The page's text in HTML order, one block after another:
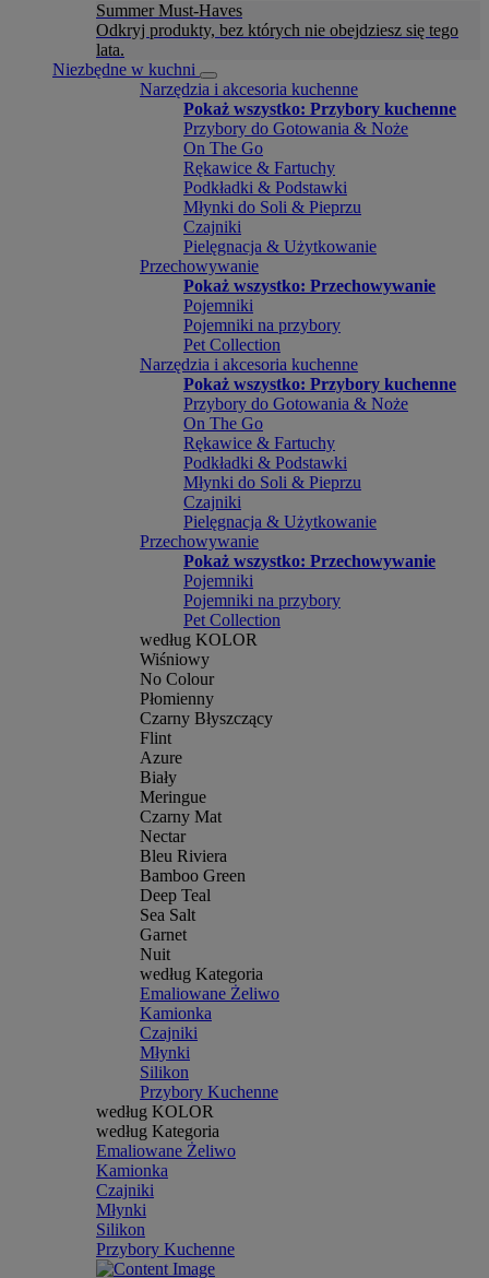
Summer Must-Haves
Odkryj produkty, bez których nie obejdziesz się tego
lata.
Niezbędne w kuchni
Narzędzia i akcesoria kuchenne
Pokaż wszystko: Przybory kuchenne
Przybory do Gotowania & Noże
On The Go
Rękawice & Fartuchy
Podkładki & Podstawki
Młynki do Soli & Pieprzu
Czajniki
Pielęgnacja & Użytkowanie
Przechowywanie
Pokaż wszystko: Przechowywanie
Pojemniki
Pojemniki na przybory
Pet Collection
Narzędzia i akcesoria kuchenne
Pokaż wszystko: Przybory kuchenne
Przybory do Gotowania & Noże
On The Go
Rękawice & Fartuchy
Podkładki & Podstawki
Młynki do Soli & Pieprzu
Czajniki
Pielęgnacja & Użytkowanie
Przechowywanie
Pokaż wszystko: Przechowywanie
Pojemniki
Pojemniki na przybory
Pet Collection
według KOLOR
Wiśniowy
No Colour
Płomienny
Czarny Błyszczący
Flint
Azure
Biały
Meringue
Czarny Mat
Nectar
Bleu Riviera
Bamboo Green
Deep Teal
Sea Salt
Garnet
Nuit
według Kategoria
Emaliowane Żeliwo
Kamionka
Czajniki
Młynki
Silikon
Przybory Kuchenne
według KOLOR
według Kategoria
Emaliowane Żeliwo
Kamionka
Czajniki
Młynki
Silikon
Przybory Kuchenne